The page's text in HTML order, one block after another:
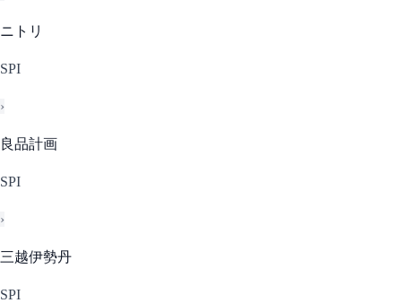
ニトリ
SPI
›
良品計画
SPI
›
三越伊勢丹
SPI